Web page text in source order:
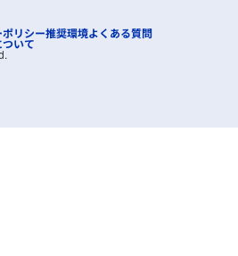
リシー推奨環境よくある質問
いて